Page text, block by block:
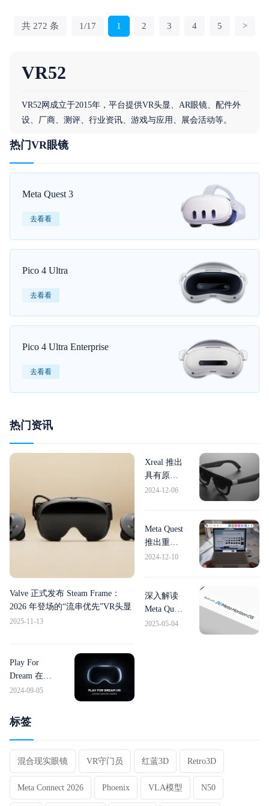
共 272 条 1/17 1 2 3 4 5 >
VR52
VR52网成立于2015年，平台提供VR头显、AR眼镜、配件外
设、厂商、测评、行业资讯、游戏与应用、展会活动等。
热门VR眼镜
Meta Quest 3
去看看
Pico 4 Ultra
去看看
Pico 4 Ultra Enterprise
去看看
热门资讯
Valve 正式发布 Steam Frame：
2026 年登场的“流串优先”VR头显
2025-11-13
Xreal 推出
具有原生
3DoF 跟
部 X1 芯
片的新型
AR 眼镜
2024-12-06
Meta Quest
推出重大
更新，新
项功能。
2024-12-10
深入解读
Meta Quest
v77 PTC
2025-05-04
Play For
Dream 在
Kickstarter 上
Apple Vision
Pro 和 Quest
Pro 跨界产品
推向欧美
2024-09-05
标签
混合现实眼镜 VR守门员 红蓝3D Retro3D
Meta Connect 2026 Phoenix VLA模型 N50